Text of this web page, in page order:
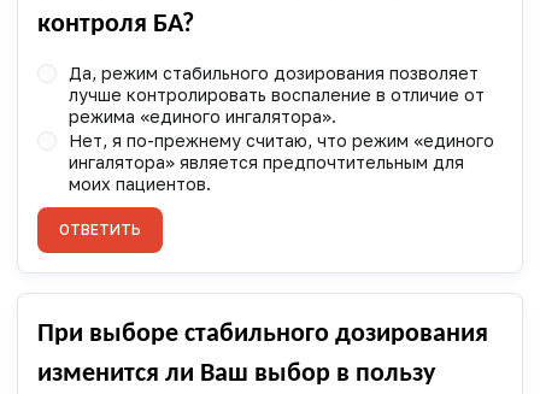
контроля БА?
Да, режим стабильного дозирования позволяет
лучше контролировать воспаление в отличие от
режима «единого ингалятора».
Нет, я по-прежнему считаю, что режим «единого
ингалятора» является предпочтительным для
моих пациентов.
ОТВЕТИТЬ
При выборе стабильного дозирования
изменится ли Ваш выбор в пользу